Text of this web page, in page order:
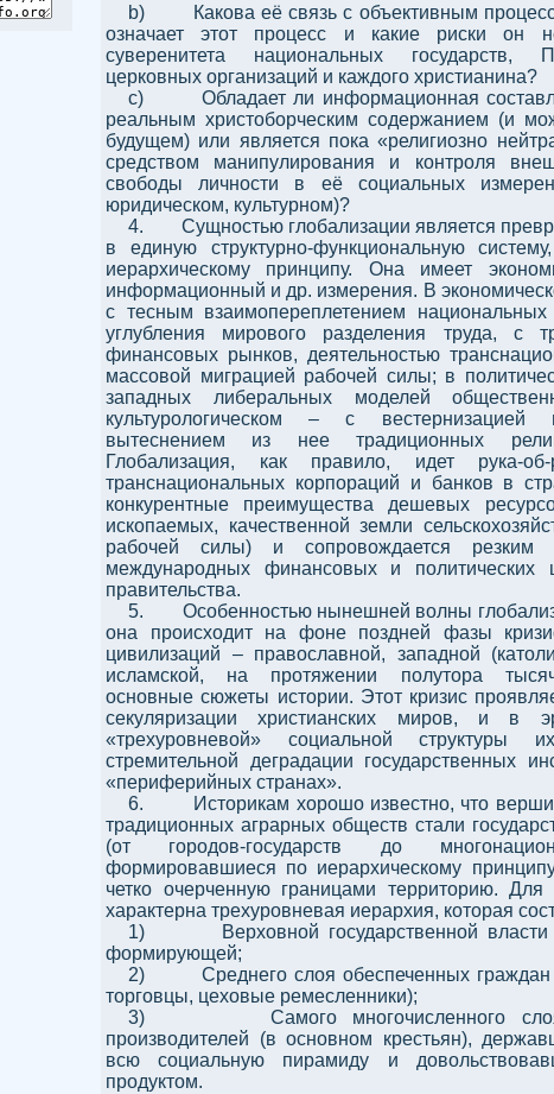
b)
Какова её связь с объективным
означает этот процесс и какие риски он
суверенитета национальных государств,
церковных организаций и каждого христианина?
c)
Обладает ли информационная
реальным христоборческим содержанием (и
будущем) или является пока «религиозно
средством манипулирования и контроля
свободы личности в её социальных
юридическом, культурном)?
4.
Сущностью глобализации является
в единую структурно-функциональную
иерархическому принципу. Она имеет
информационный и др. измерения. В
с тесным взаимопереплетением
углубления мирового разделения труда, с
финансовых рынков, деятельностью
массовой миграцией рабочей силы; в
западных либеральных моделей
культурологическом – с вестернизацией
вытеснением из нее традиционных
Глобализация, как правило, идет рука-
транснациональных корпораций и банков в
конкурентные преимущества дешевых
ископаемых, качественной земли
рабочей силы) и сопровождается резким
международных финансовых и политических
правительства.
5.
Особенностью нынешней волны
она происходит на фоне поздней фазы
цивилизаций – православной, западной
исламской, на протяжении полутора
основные сюжеты истории. Этот кризис
секуляризации христианских миров, и в
«трехуровневой» социальной
стремительной деградации государственных
«периферийных странах».
6.
Историкам хорошо известно, что
традиционных аграрных обществ стали
(от городов-государств до
формировавшиеся по иерархическому
четко очерченную границами территорию.
характерна трехуровневая иерархия, которая
1)
Верховной государственной
формирующей;
2)
Среднего слоя обеспеченных
торговцы, цеховые ремесленники);
3)
Самого многочисленного
производителей (в основном крестьян),
всю социальную пирамиду и
продуктом.